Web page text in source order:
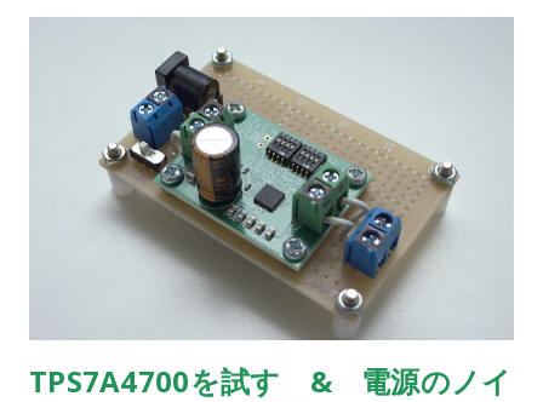
TPS7A4700を試す & 電源のノイ